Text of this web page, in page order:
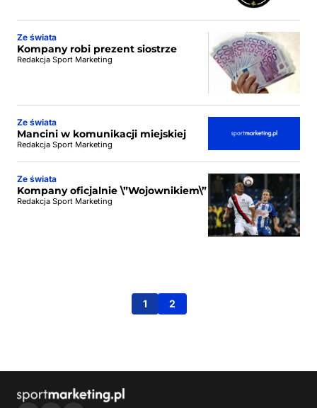
Ze świata
Kompany robi prezent siostrze
Redakcja Sport Marketing
Ze świata
Mancini w komunikacji miejskiej
Redakcja Sport Marketing
Ze świata
Kompany oficjalnie \”Wojownikiem\”
Redakcja Sport Marketing
1 2